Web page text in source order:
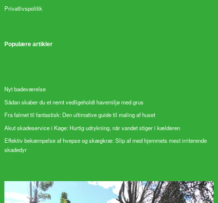
Privatlivspolitik
Populære artikler
Nyt badeværelse
Sådan skaber du et nemt vedligeholdt havemiljø med grus
Fra falmet til fantastisk: Den ultimative guide til maling af huset
Akut skadeservice i Køge: Hurtig udrykning, når vandet stiger i kælderen
Effektiv bekæmpelse af hvepse og skægkræ: Slip af med hjemmets mest irriterende
skadedyr